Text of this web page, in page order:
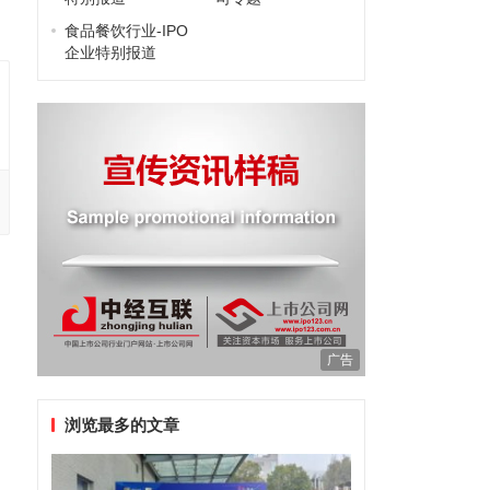
食品餐饮行业-IPO
企业特别报道
广告
浏览最多的文章